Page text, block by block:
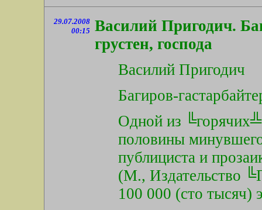
29.07.2008
00:15 Василий Пригодич.
грустен, господа
Василий Пригодич
Багиров-
Одной из ╚горячих╩
половины минувшего
публициста и
(М., Издательство
100 000 (сто тысяч)